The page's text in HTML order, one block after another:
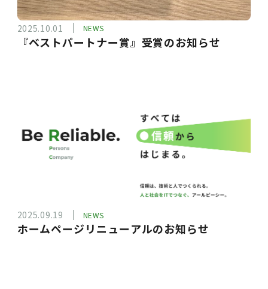
2025.10.01 NEWS
『ベストパートナー賞』受賞のお知らせ
2025.09.19 NEWS
ホームページリニューアルのお知らせ